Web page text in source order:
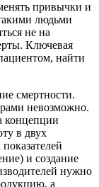
привычки и
людьми
не на
Ключевая
найти
смертности.
невозможно.
концепции
в двух
и создание
нужно
а